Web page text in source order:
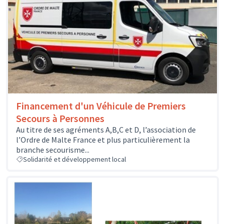
Financement d'un Véhicule de Premiers
Secours à Personnes
Au titre de ses agréments A,B,C et D, l’association de
l’Ordre de Malte France et plus particulièrement la
branche secourisme...
Solidarité et développement local